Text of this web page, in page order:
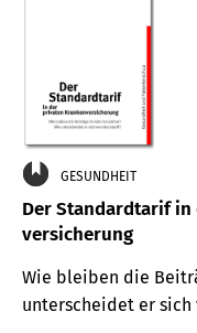
GESUNDHEIT
Der Standard­tarif
versicherung
Wie bleiben die
unterscheidet er sich